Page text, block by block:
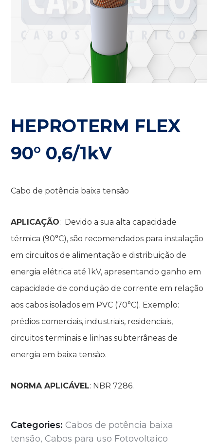
HEPROTERM FLEX
90° 0,6/1kV
Cabo de potência baixa tensão
APLICAÇÃO: Devido a sua alta capacidade
térmica (90°C), são recomendados para instalação
em circuitos de alimentação e distribuição de
energia elétrica até 1kV, apresentando ganho em
capacidade de condução de corrente em relação
aos cabos isolados em PVC (70°C). Exemplo:
prédios comerciais, industriais, residenciais,
circuitos terminais e linhas subterrâneas de
energia em baixa tensão.
NORMA APLICÁVEL: NBR 7286.
Categories: Cabos de potência baixa
tensão,Cabos para uso Fotovoltaico